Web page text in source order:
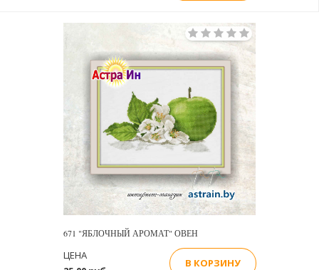
671 "ЯБЛОЧНЫЙ АРОМАТ" ОВЕН
ЦЕНА
В КОРЗИНУ